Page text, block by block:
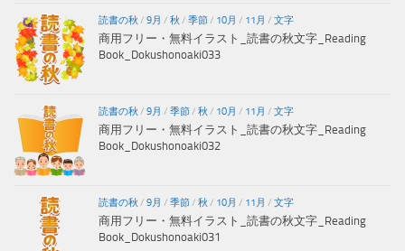
読書の秋 / 9月 / 秋 / 季節/ 10月 / 11月 / 文字
商用フリー・無料イラスト_読書の秋文字_Reading
Book_Dokushonoaki033
読書の秋 / 9月 / 季節/ 秋 / 10月 / 11月 / 文字
商用フリー・無料イラスト_読書の秋文字_Reading
Book_Dokushonoaki032
読書の秋 / 9月 / 季節/ 秋 / 10月 / 11月 / 文字
商用フリー・無料イラスト_読書の秋文字_Reading
Book_Dokushonoaki031